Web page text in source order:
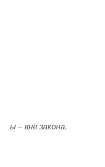
ы – вне закона.